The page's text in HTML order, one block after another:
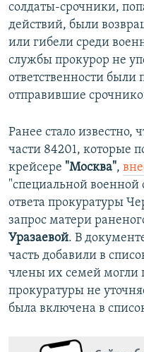
солдаты-срочники,
действий, были
или гибели среди
службы прокурор не
ответственности
отправившие
Ранее стало известно,
части 84201, которые
крейсере "Москва",
"специальной военной
ответа прокуратуры
запрос матери
Уразаевой. В
часть добавили в
члены их семей могли
прокуратуры не
была включена в